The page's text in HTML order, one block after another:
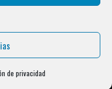
de privacidad
18, 08041 (Barcelona)
Crossfit -Blog-Política de
| Designed by